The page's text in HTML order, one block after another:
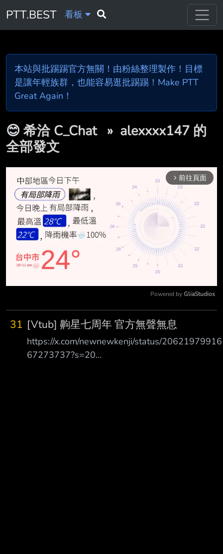
PTT.BEST 看板
本站與批踢踢官方無關！由粉絲整理製作！目標
是讓年輕族群，也能容易逛批踢踢！Make PTT
Great Again！
😊 希洽 C_Chat » alexxxx147 的
全部發文
arrow_forward_ios 前往頁面
Powered by GliaStudios
31 [Vtub] 齁星七周年 官方無聲無息
https://x.com/newnewkenji/status/20621979916
67273737?s=20